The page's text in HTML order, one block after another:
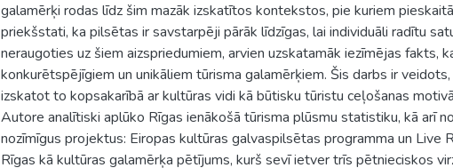
galamērķi rodas līdz šim mazāk izskatītos kontekstos, pie kuriem
priekšstati, ka pilsētas ir savstarpēji pārāk līdzīgas, lai individuāli radītu
neraugoties uz šiem aizspriedumiem, arvien uzskatamāk iezīmējas fakts,
konkurētspējīgiem un unikāliem tūrisma galamērķiem. Šis darbs ir
izskatot to kopsakarībā ar kultūras vidi kā būtisku tūristu ceļošanas
Autore analītiski aplūko Rīgas ienākošā tūrisma plūsmu statistiku, kā arī
nozīmīgus projektus: Eiropas kultūras galvaspilsētas programma un Live
Rīgas kā kultūras galamērķa pētījums, kurš sevī ietver trīs pētnieciskos